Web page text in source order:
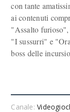
con tante
ai contenuti
"Assalto
"I sussurri" e
boss delle
Canale: